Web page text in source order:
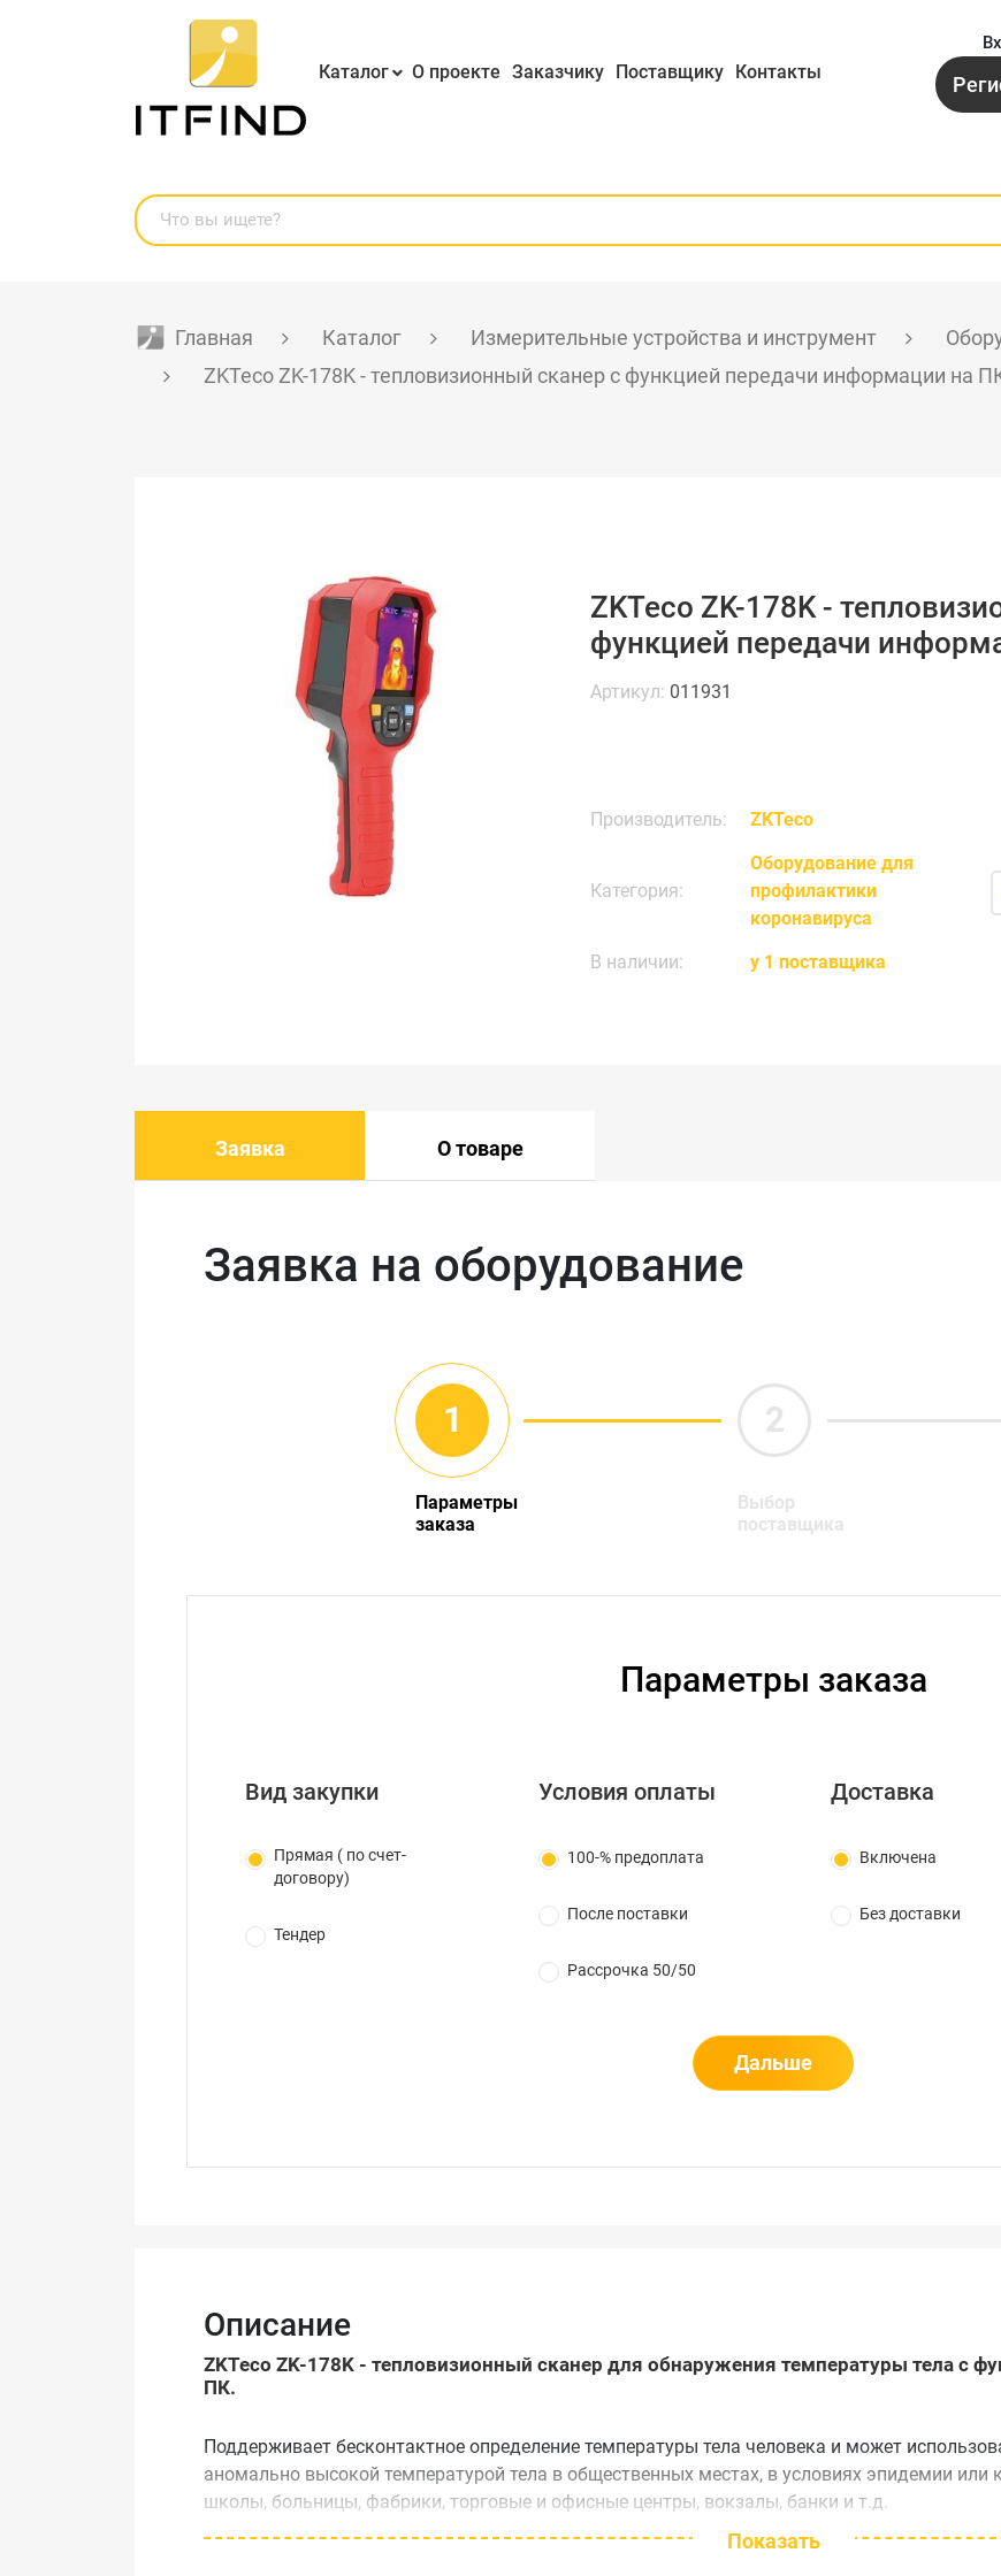
Каталог О проекте Заказчику Поставщику Контакты
Главная Каталог Измерительные устройства и инструмент
ZKTeco ZK-178K - тепловизионный сканер с функцией передачи информации на
ZKTeco ZK-178K -
функцией передачи
Артикул: 011931
Производитель: ZKTeco
Категория:
Оборудование для
профилактики
коронавируса
В наличии:
у 1 поставщика
Заявка О товаре
Описание
ZKTeco ZK-178K - тепловизионный сканер для обнаружения температуры тела с
ПК.
Поддерживает бесконтактное определение температуры тела человека и может
аномально высокой температурой тела в общественных местах, в условиях эпидемии
школы, больницы, фабрики, торговые и офисные центры, вокзалы, банки и т.д.
Показать
Заявка на оборудование
Параметры
заказа
Выбор
поставщика
Параметры заказа
Вид закупки
Прямая ( по счет-
договору)
Тендер
Условия оплаты
100-% предоплата
После поставки
Рассрочка 50/50
Доставка
Включена
Без доставки
Дальше